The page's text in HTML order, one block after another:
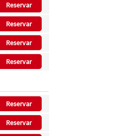
Reservar
Reservar
Reservar
Reservar
Reservar
Reservar